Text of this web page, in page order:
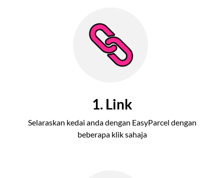
1. Link
Selaraskan kedai anda dengan EasyParcel dengan
beberapa klik sahaja